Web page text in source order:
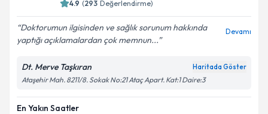
4.9 (293 Değerlendirme)
Doktorumun ilgisinden ve sağlık sorunum hakkında
yaptığı açıklamalardan çok memnun...
Devamı
Dt. Merve Taşkıran Haritada Göster
Ataşehir Mah. 8211/8. Sokak No:21 Ataç Apart. Kat:1 Daire:3
En Yakın Saatler